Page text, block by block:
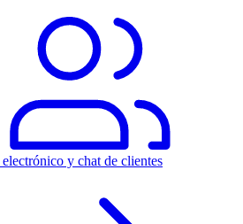
y chat de clientes